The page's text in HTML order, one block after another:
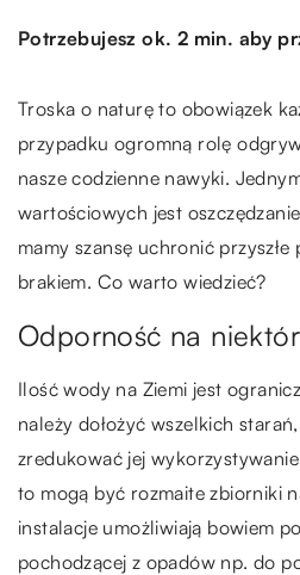
Potrzebujesz ok. 2 min. aby
Troska o naturę to obowiązek
przypadku ogromną rolę
nasze codzienne nawyki.
wartościowych jest
mamy szansę uchronić
brakiem. Co warto wiedzieć?
Odporność na
Ilość wody na Ziemi jest
należy dołożyć wszelkich
zredukować jej
to mogą być rozmaite zbiorniki
instalacje umożliwiają bowiem
pochodzącej z opadów np. do